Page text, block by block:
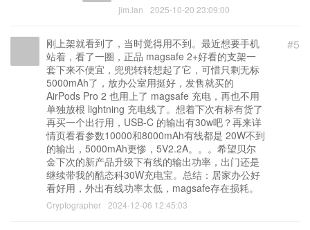
jim.lan 2025-10-20 23:09:00
#5
刚上架就看到了，当时觉得用不到。最近想要手机
站着，看了一圈，正品 magsafe 2+好看的支架一
套下来不便宜，兜兜转转想起了它，可惜只剩无标
5000mAh了，放办公室用挺好，发售就买的
AirPods Pro 2 也用上了 magsafe 充电，再也不用
单独放根 lightning 充电线了。想着下次有标有货了
再买一个出行用，USB-C 的输出有30w吧？再来详
情页看看参数10000和8000mAh有线都是 20W不到
的输出，5000mAh更惨，5V2.2A。。。希望贝尔
金下次的新产品升级下有线的输出功率，出门还是
继续带我的酷态科30W充电宝。总结：居家办公好
看好用，外出有线功率太低，magsafe存在损耗。
Cryptographer 2024-12-06 12:45:03